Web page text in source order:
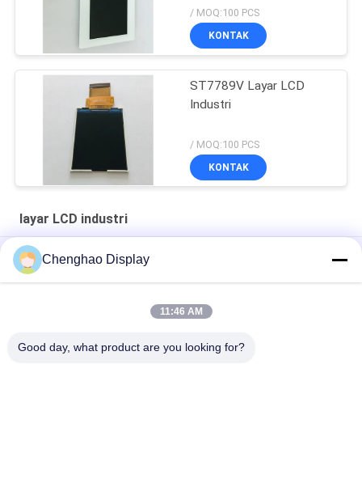
/ MOQ:100 PCS
KONTAK
ST7789V Layar LCD
Industri
/ MOQ:100 PCS
KONTAK
layar LCD industri
Lampu Matahari MIPI DSI Layar LCD Industri ST7701S Open
Frame
Chenghao Display
11:46 AM
Good day, what product are you looking for?